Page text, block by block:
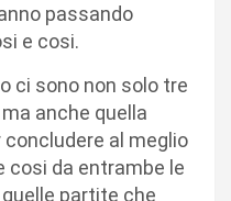
passando
e cosi.
ci sono non solo tre
anche quella
concludere al meglio
cosi da entrambe le
partite che